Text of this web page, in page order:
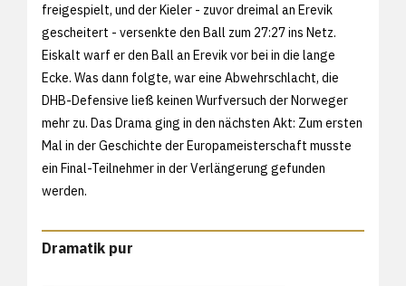
freigespielt, und der Kieler - zuvor dreimal an Erevik
gescheitert - versenkte den Ball zum 27:27 ins Netz.
Eiskalt warf er den Ball an Erevik vor bei in die lange
Ecke. Was dann folgte, war eine Abwehrschlacht, die
DHB-Defensive ließ keinen Wurfversuch der Norweger
mehr zu. Das Drama ging in den nächsten Akt: Zum ersten
Mal in der Geschichte der Europameisterschaft musste
ein Final-Teilnehmer in der Verlängerung gefunden
werden.
Dramatik pur